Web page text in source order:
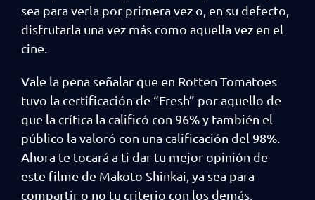
sea para verla por primera vez o, en su defecto,
disfrutarla una vez más como aquella vez en el
cine.
Vale la pena señalar que en Rotten Tomatoes
tuvo la certificación de “Fresh” por aquello de
que la crítica la calificó con 96% y también el
público la valoró con una calificación del 98%.
Ahora te tocará a ti dar tu mejor opinión de
este filme de Makoto Shinkai, ya sea para
compartir o no tu criterio con los demás.